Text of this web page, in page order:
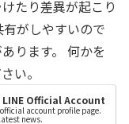
たり差異が起こり
がしやすいので
ります。 何かを
い。
| LINE Official Account
official account profile page.
news.